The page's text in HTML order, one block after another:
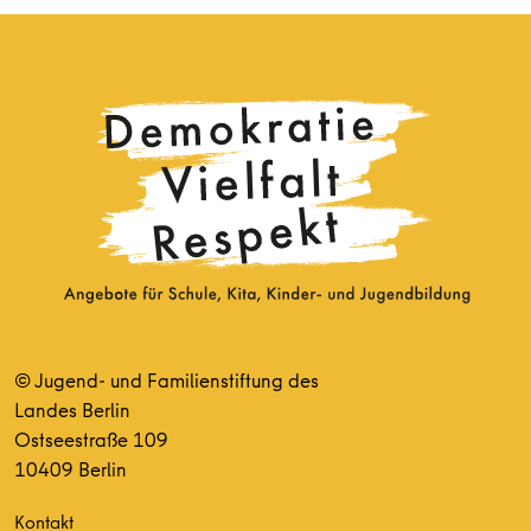
© Jugend- und Familienstiftung des
Landes Berlin
Ostseestraße 109
10409 Berlin
Kontakt